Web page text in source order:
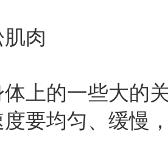
肉
的一些大的关
要均匀、缓慢